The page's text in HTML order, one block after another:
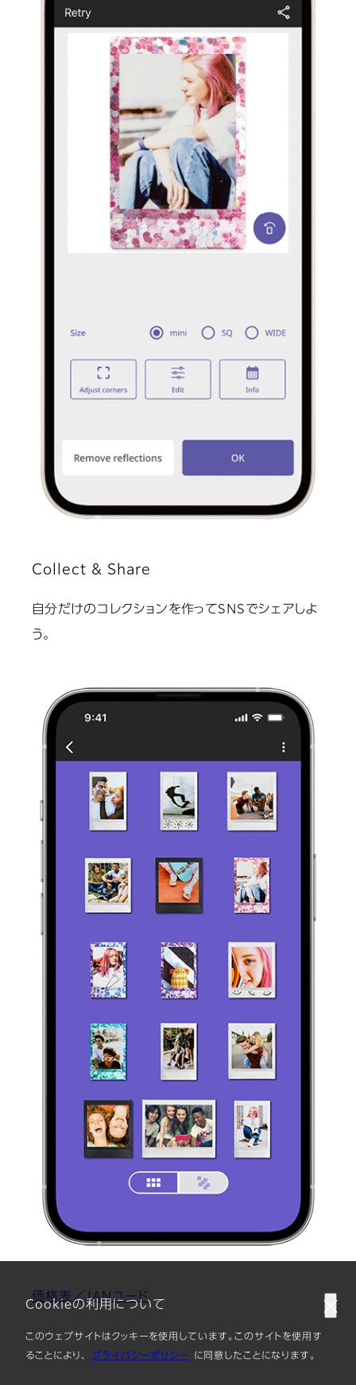
Cookieの利用について
このウェブサイトはクッキーを使用しています。このサイトを使用す
ることにより、
プライバシーポリシー に同意したことになります。
Collect & Share
自分だけのコレクションを作ってSNSでシェアしよ
う。
価格表／JANコード